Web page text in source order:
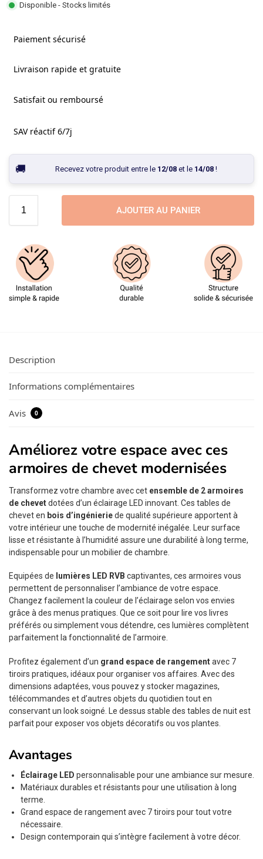
Disponible - Stocks limités
Paiement sécurisé
Livraison rapide et gratuite
Satisfait ou remboursé
SAV réactif 6/7j
Recevez votre produit entre le 12/08et le 14/08!
AJOUTER AU PANIER
Description
Informations complémentaires
Avis 0
Améliorez votre espace avec ces
armoires de chevet modernisées
Transformez votre chambre avec cet ensemble de 2 armoires
de chevetdotées d’un éclairage LED innovant. Ces tables de
chevet en bois d’ingénieriede qualité supérieure apportent à
votre intérieur une touche de modernité inégalée. Leur surface
lisse et résistante à l’humidité assure une durabilité à long terme,
indispensable pour un mobilier de chambre.
Equipées de lumières LED RVB captivantes, ces armoires vous
permettent de personnaliser l’ambiance de votre espace.
Changez facilement la couleur de l’éclairage selon vos envies
grâce à des menus pratiques. Que ce soit pour lire vos livres
préférés ou simplement vous détendre, ces lumières complètent
parfaitement la fonctionnalité de l’armoire.
Profitez également d’un grand espace de rangementavec 7
tiroirs pratiques, idéaux pour organiser vos affaires. Avec des
dimensions adaptées, vous pouvez y stocker magazines,
télécommandes et d’autres objets du quotidien tout en
conservant un look soigné. Le dessus stable des tables de nuit est
parfait pour exposer vos objets décoratifs ou vos plantes.
Avantages
Éclairage LED personnalisable pour une ambiance sur mesure.
Matériaux durables et résistants pour une utilisation à long
terme.
Grand espace de rangement avec 7 tiroirs pour tout votre
nécessaire.
Design contemporain qui s’intègre facilement à votre décor.